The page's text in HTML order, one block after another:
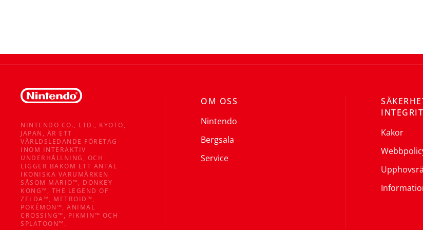
NINTENDO CO., LTD., KYOTO,
JAPAN, ÄR ETT
VÄRLDSLEDANDE FÖRETAG
INOM INTERAKTIV
UNDERHÅLLNING, OCH
LIGGER BAKOM ETT ANTAL
IKONISKA VARUMÄRKEN
SÅSOM MARIO™, DONKEY
KONG™, THE LEGEND OF
ZELDA™, METROID™,
POKÉMON™, ANIMAL
CROSSING™, PIKMIN™ OCH
SPLATOON™.
OM OSS
Nintendo
Bergsala
Service
Kakor